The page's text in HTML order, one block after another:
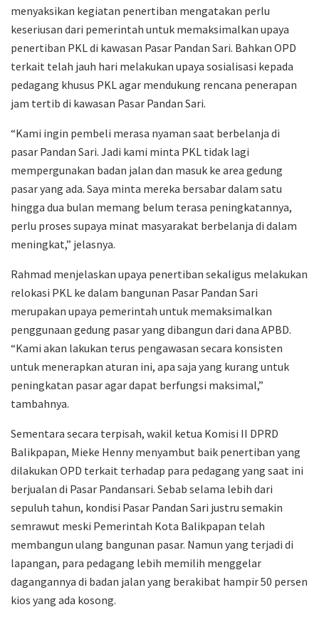
menyaksikan kegiatan penertiban mengatakan perlu
keseriusan dari pemerintah untuk memaksimalkan upaya
penertiban PKL di kawasan Pasar Pandan Sari. Bahkan OPD
terkait telah jauh hari melakukan upaya sosialisasi kepada
pedagang khusus PKL agar mendukung rencana penerapan
jam tertib di kawasan Pasar Pandan Sari.
“Kami ingin pembeli merasa nyaman saat berbelanja di
pasar Pandan Sari. Jadi kami minta PKL tidak lagi
mempergunakan badan jalan dan masuk ke area gedung
pasar yang ada. Saya minta mereka bersabar dalam satu
hingga dua bulan memang belum terasa peningkatannya,
perlu proses supaya minat masyarakat berbelanja di dalam
meningkat,” jelasnya.
Rahmad menjelaskan upaya penertiban sekaligus melakukan
relokasi PKL ke dalam bangunan Pasar Pandan Sari
merupakan upaya pemerintah untuk memaksimalkan
penggunaan gedung pasar yang dibangun dari dana APBD.
“Kami akan lakukan terus pengawasan secara konsisten
untuk menerapkan aturan ini, apa saja yang kurang untuk
peningkatan pasar agar dapat berfungsi maksimal,”
tambahnya.
Sementara secara terpisah, wakil ketua Komisi II DPRD
Balikpapan, Mieke Henny menyambut baik penertiban yang
dilakukan OPD terkait terhadap para pedagang yang saat ini
berjualan di Pasar Pandansari. Sebab selama lebih dari
sepuluh tahun, kondisi Pasar Pandan Sari justru semakin
semrawut meski Pemerintah Kota Balikpapan telah
membangun ulang bangunan pasar. Namun yang terjadi di
lapangan, para pedagang lebih memilih menggelar
dagangannya di badan jalan yang berakibat hampir 50 persen
kios yang ada kosong.